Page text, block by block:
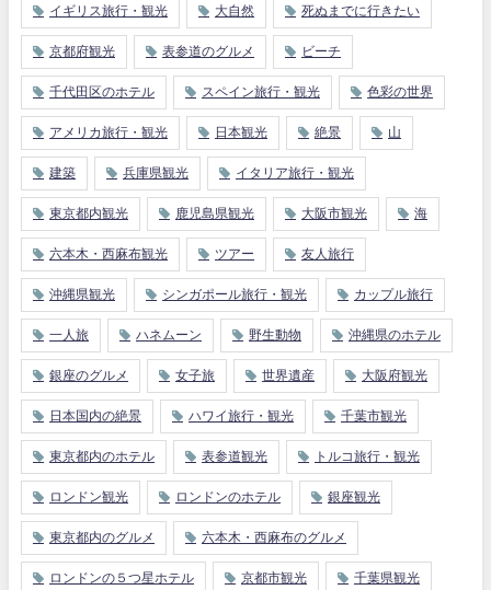
イギリス旅行・観光 大自然 死ぬまでに行きたい
京都府観光 表参道のグルメ ビーチ
千代田区のホテル スペイン旅行・観光 色彩の世界
アメリカ旅行・観光 日本観光 絶景 山
建築 兵庫県観光 イタリア旅行・観光
東京都内観光 鹿児島県観光 大阪市観光 海
六本木・西麻布観光 ツアー 友人旅行
沖縄県観光 シンガポール旅行・観光 カップル旅行
一人旅 ハネムーン 野生動物 沖縄県のホテル
銀座のグルメ 女子旅 世界遺産 大阪府観光
日本国内の絶景 ハワイ旅行・観光 千葉市観光
東京都内のホテル 表参道観光 トルコ旅行・観光
ロンドン観光 ロンドンのホテル 銀座観光
東京都内のグルメ 六本木・西麻布のグルメ
ロンドンの５つ星ホテル 京都市観光 千葉県観光